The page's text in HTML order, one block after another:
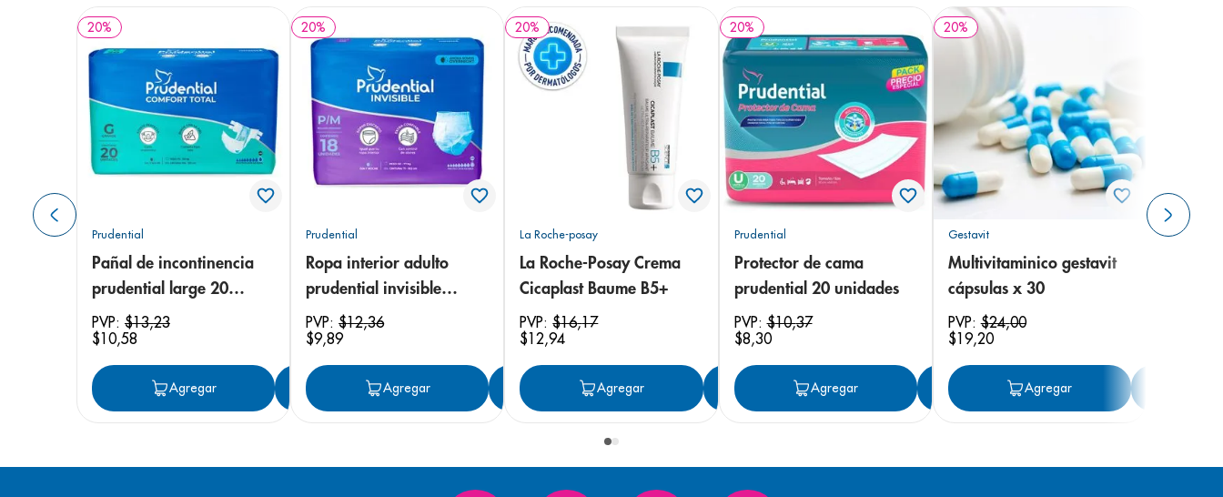
20%
Prudential
Pañal de incontinencia
prudential large 20
unidades
PVP: $13,23
$10,58
Agregar Agregar
20%
Prudential
Ropa interior adulto
prudential invisible
small/medium 18
unidades
PVP:$12,36
$9,89
Agregar Agregar
20%
La Roche-posay
La Roche-Posay Crema
Cicaplast Baume B5+
PVP:$16,17
$12,94
Agregar Agregar
20%
Prudential
Protector de cama
prudential 20 unidades
PVP:$10,37
$8,30
Agregar Agregar
20%
Gestavit
Multivitaminico gestavit
cápsulas x 30
PVP:$24,00
$19,20
Agregar